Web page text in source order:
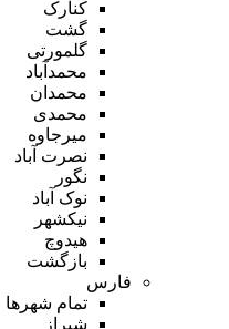
کنارک
گشت
گلمورتی
محمدآباد
محمدان
محمدی
میرجاوه
نصرت آباد
نگور
نوک آباد
نیکشهر
هیدوچ
بازگشت
فارس
تمام شهر‌ها
شیراز